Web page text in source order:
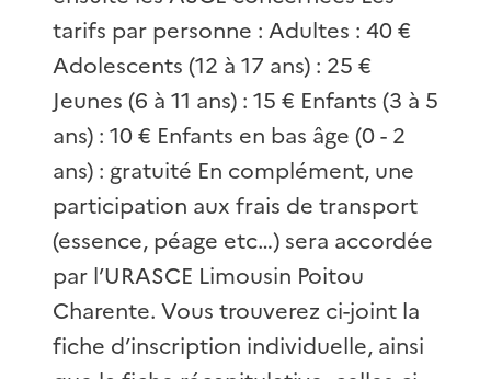
tarifs par personne : Adultes : 40 €
Adolescents (12 à 17 ans) : 25 €
Jeunes (6 à 11 ans) : 15 € Enfants (3 à 5
ans) : 10 € Enfants en bas âge (0 - 2
ans) : gratuité En complément, une
participation aux frais de transport
(essence, péage etc…) sera accordée
par l’URASCE Limousin Poitou
Charente. Vous trouverez ci-joint la
fiche d’inscription individuelle, ainsi